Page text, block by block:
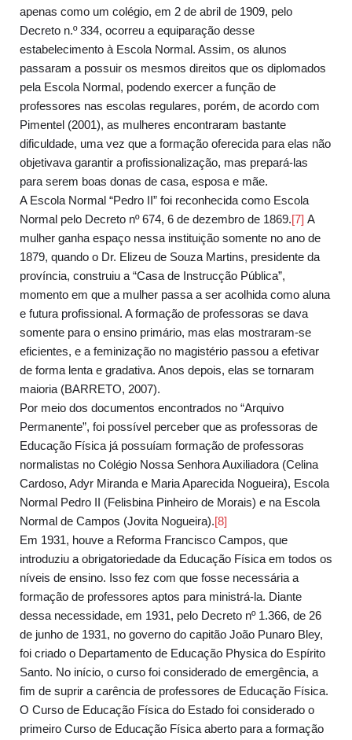
apenas como um colégio, em 2 de abril de 1909, pelo
Decreto n.º 334, ocorreu a equiparação desse
estabelecimento à Escola Normal. Assim, os alunos
passaram a possuir os mesmos direitos que os diplomados
pela Escola Normal, podendo exercer a função de
professores nas escolas regulares, porém, de acordo com
Pimentel (2001), as mulheres encontraram bastante
dificuldade, uma vez que a formação oferecida para elas não
objetivava garantir a profissionalização, mas prepará-las
para serem boas donas de casa, esposa e mãe.
A Escola Normal “Pedro II” foi reconhecida como Escola
Normal pelo Decreto nº 674, 6 de dezembro de 1869.[7] A
mulher ganha espaço nessa instituição somente no ano de
1879, quando o Dr. Elizeu de Souza Martins, presidente da
província, construiu a “Casa de Instrucção Pública”,
momento em que a mulher passa a ser acolhida como aluna
e futura profissional. A formação de professoras se dava
somente para o ensino primário, mas elas mostraram-se
eficientes, e a feminização no magistério passou a efetivar
de forma lenta e gradativa. Anos depois, elas se tornaram
maioria (BARRETO, 2007).
Por meio dos documentos encontrados no “Arquivo
Permanente”, foi possível perceber que as professoras de
Educação Física já possuíam formação de professoras
normalistas no Colégio Nossa Senhora Auxiliadora (Celina
Cardoso, Adyr Miranda e Maria Aparecida Nogueira), Escola
Normal Pedro II (Felisbina Pinheiro de Morais) e na Escola
Normal de Campos (Jovita Nogueira).[8]
Em 1931, houve a Reforma Francisco Campos, que
introduziu a obrigatoriedade da Educação Física em todos os
níveis de ensino. Isso fez com que fosse necessária a
formação de professores aptos para ministrá-la. Diante
dessa necessidade, em 1931, pelo Decreto nº 1.366, de 26
de junho de 1931, no governo do capitão João Punaro Bley,
foi criado o Departamento de Educação Physica do Espírito
Santo. No início, o curso foi considerado de emergência, a
fim de suprir a carência de professores de Educação Física.
O Curso de Educação Física do Estado foi considerado o
primeiro Curso de Educação Física aberto para a formação